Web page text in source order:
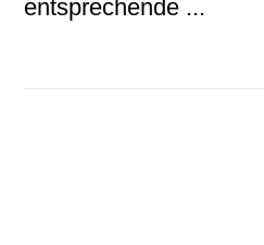
entsprechende ...